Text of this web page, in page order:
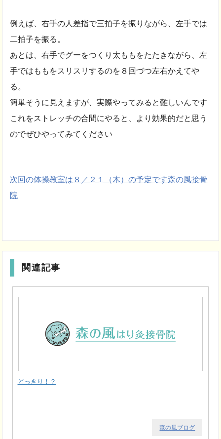
例えば、右手の人差指で三拍子を振りながら、左手では
二拍子を振る。
あとは、右手でグーをつくり太ももをたたきながら、左
手ではももをスリスリするのを８回づつ左右かえてや
る。
簡単そうに見えますが、実際やってみると難しいんです
これをストレッチの合間にやると、より効果的だと思う
のでぜひやってみてください
次回の体操教室は８／２１（木）の予定です森の風接骨
院
関連記事
どっきり！？
森の風ブログ